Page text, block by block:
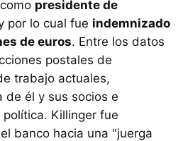
presidente de
por lo cual fue indemnizado
de euros. Entre los datos
postales de
trabajo actuales,
de él y sus socios e
Killinger fue
banco hacia una "juerga